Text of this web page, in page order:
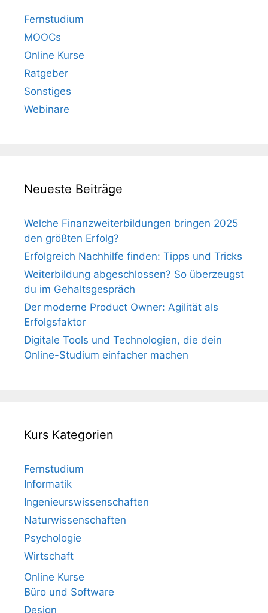
Fernstudium
MOOCs
Online Kurse
Ratgeber
Sonstiges
Webinare
Neueste Beiträge
Welche Finanzweiterbildungen bringen 2025
den größten Erfolg?
Erfolgreich Nachhilfe finden: Tipps und Tricks
Weiterbildung abgeschlossen? So überzeugst
du im Gehaltsgespräch
Der moderne Product Owner: Agilität als
Erfolgsfaktor
Digitale Tools und Technologien, die dein
Online-Studium einfacher machen
Kurs Kategorien
Fernstudium
Informatik
Ingenieurswissenschaften
Naturwissenschaften
Psychologie
Wirtschaft
Online Kurse
Büro und Software
Design